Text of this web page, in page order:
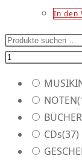
In den
Suchen
nach:
NOTEN
BÜCHER
CDs(37)